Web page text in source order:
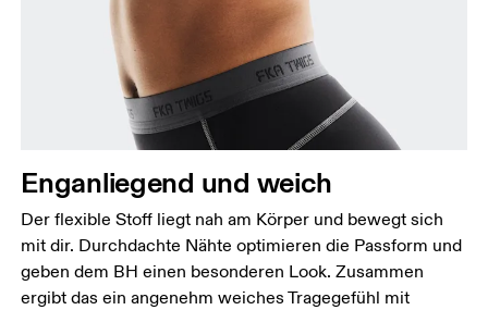
Enganliegend und weich
Der flexible Stoff liegt nah am Körper und bewegt sich
mit dir. Durchdachte Nähte optimieren die Passform und
geben dem BH einen besonderen Look. Zusammen
ergibt das ein angenehm weiches Tragegefühl mit